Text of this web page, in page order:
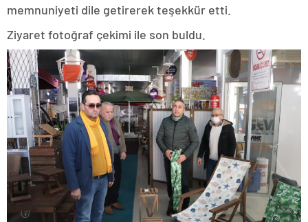
memnuniyeti dile getirerek teşekkür etti.
Ziyaret fotoğraf çekimi ile son buldu.